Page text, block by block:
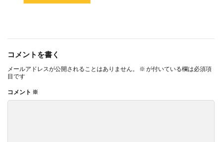
コメントを書く
メールアドレスが公開されることはありません。 ※ が付いている欄は必須項
目です
コメント ※